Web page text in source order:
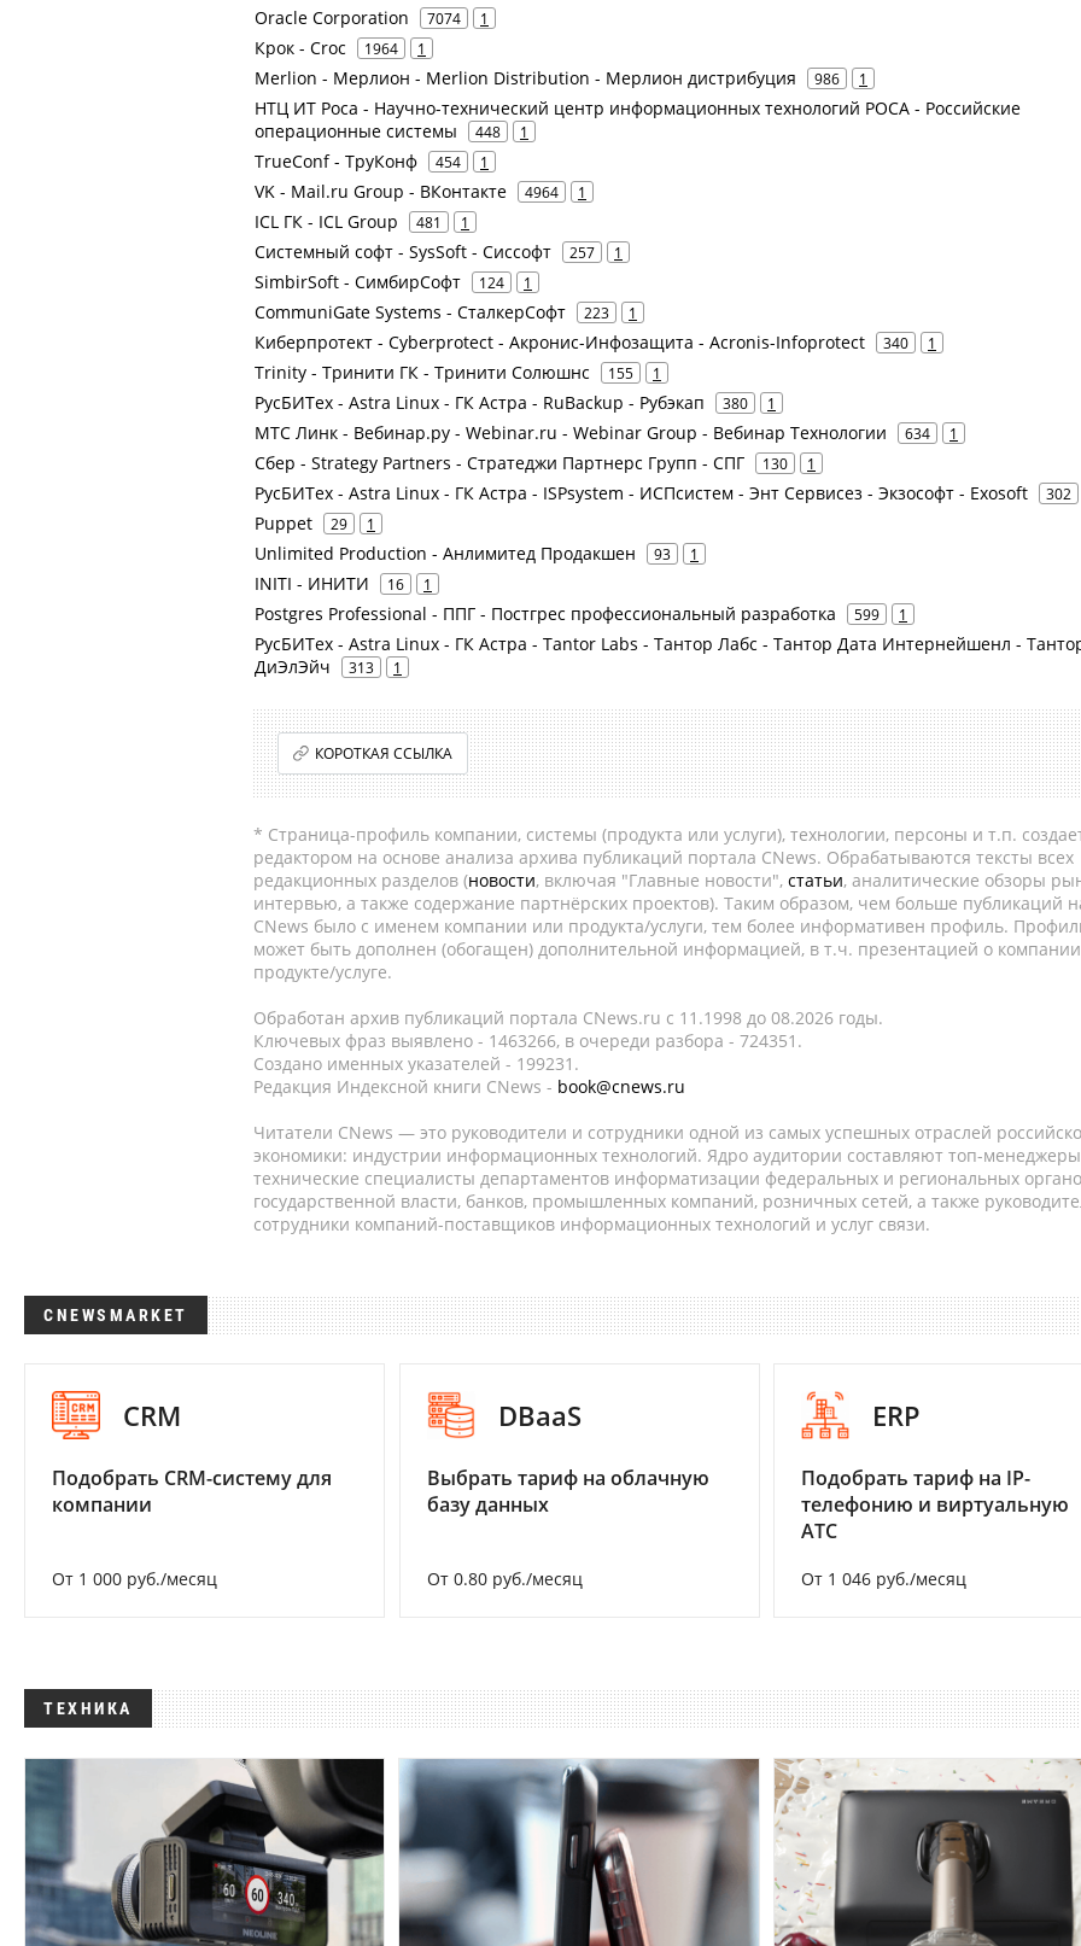
Oracle Corporation 7074 1
Крок - Croc 1964 1
Merlion - Мерлион - Merlion Distribution - Мерлион дистрибуция 986 1
НТЦ ИТ Роса - Научно-технический центр информационных технологий РОСА - Российские
операционные системы
448 1
TrueConf - ТруКонф 454 1
VK - Mail.ru Group - ВКонтакте 4964 1
ICL ГК - ICL Group 481 1
Системный софт - SysSoft - Сиссофт 257 1
SimbirSoft - СимбирСофт 124 1
CommuniGate Systems - СталкерСофт 223 1
Киберпротект - Cyberprotect - Акронис-Инфозащита - Acronis-Infoprotect 340 1
Trinity - Тринити ГК - Тринити Солюшнс 155 1
РусБИТех - Astra Linux - ГК Астра - RuBackup - Рубэкап 380 1
МТС Линк - Вебинар.ру - Webinar.ru - Webinar Group - Вебинар Технологии 634 1
Сбер - Strategy Partners - Стратеджи Партнерс Групп - СПГ 130 1
РусБИТех - Astra Linux - ГК Астра - ISPsystem - ИСПсистем - Энт Сервисез - Экзософт - Exosoft 302
Puppet 29 1
Unlimited Production - Анлимитед Продакшен 93 1
INITI - ИНИТИ 16 1
Postgres Professional - ППГ - Постгрес профессиональный разработка 599 1
РусБИТех - Astra Linux - ГК Астра - Tantor Labs - Тантор Лабс - Тантор Дата Интернейшенл -
ДиЭлЭйч
313 1
КОРОТКАЯ ССЫЛКА
* Страница-профиль компании, системы (продукта или услуги), технологии, персоны и т.п.
редактором на основе анализа архива публикаций портала CNews. Обрабатываются тексты всех
редакционных разделов (новости, включая "Главные новости", статьи, аналитические обзоры
интервью, а также содержание партнёрских проектов). Таким образом, чем больше публикаций
CNews было с именем компании или продукта/услуги, тем более информативен профиль.
может быть дополнен (обогащен) дополнительной информацией, в т.ч. презентацией о
продукте/услуге.
Обработан архив публикаций портала CNews.ru c 11.1998 до 08.2026 годы.
Ключевых фраз выявлено - 1463266, в очереди разбора - 724351.
Создано именных указателей - 199231.
Редакция Индексной книги CNews - book@cnews.ru
Читатели CNews — это руководители и сотрудники одной из самых успешных отраслей
экономики: индустрии информационных технологий. Ядро аудитории составляют топ-
технические специалисты департаментов информатизации федеральных и региональных
государственной власти, банков, промышленных компаний, розничных сетей, а также
сотрудники компаний-поставщиков информационных технологий и услуг связи.
CNEWSMARKET
CRM
Подобрать CRM-систему для
компании
От 1 000 руб./месяц
DBaaS
Выбрать тариф на облачную
базу данных
От 0.80 руб./месяц
ERP
Подобрать тариф на IP-
телефонию и виртуальную
АТС
От 1 046 руб./месяц
ТЕХНИКА